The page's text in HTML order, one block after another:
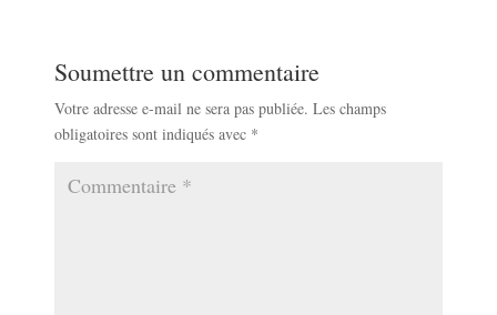
Soumettre un commentaire
Votre adresse e-mail ne sera pas publiée. Les champs
obligatoires sont indiqués avec *